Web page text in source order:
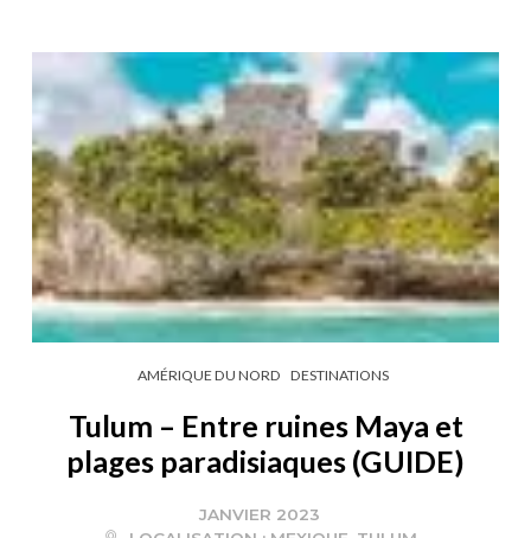
AMÉRIQUE DU NORD DESTINATIONS
Tulum – Entre ruines Maya et
plages paradisiaques (GUIDE)
JANVIER 2023